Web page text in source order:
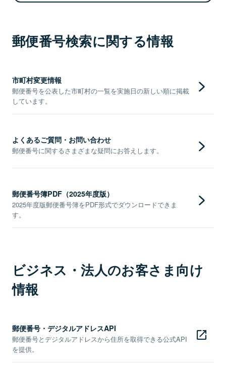
郵便番号検索に関する情報
市町村変更情報
郵便番号を公表した市町村の一覧を実施日の新しい順に掲載
しています。
よくあるご質問・お問い合わせ
郵便番号に関するさまざまな疑問にお答えします。
郵便番号簿PDF（2025年度版）
2025年度版郵便番号簿をPDF形式でダウンロードできま
す。
ビジネス・法人のお客さま向け
情報
郵便番号・デジタルアドレスAPI
郵便番号とデジタルアドレスから住所を取得できる公式API
を提供。